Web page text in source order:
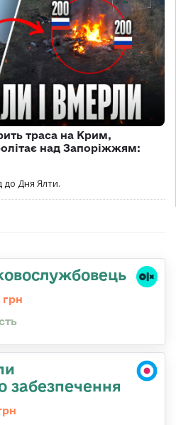
траса на Крим,
над Запоріжжям:
Дня Ялти.
грн
забезпечення